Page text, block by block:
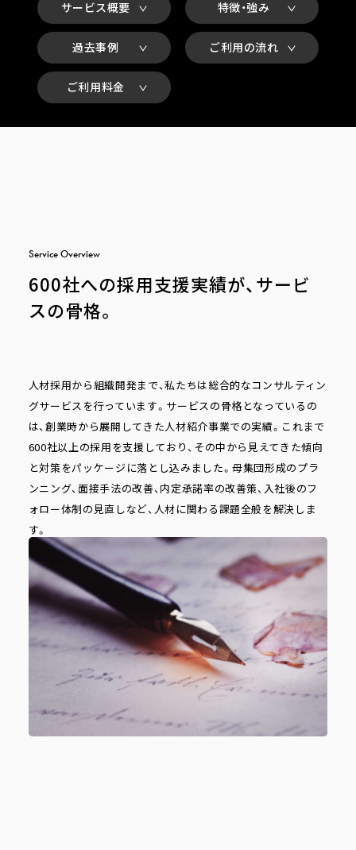
サービス概要 特徴・強み
過去事例 ご利用の流れ
ご利用料金
ServiceOverview
600社への採用支援実績が、サービ
スの骨格。
人材採用から組織開発まで、私たちは総合的なコンサルティン
グサービスを行っています。サービスの骨格となっているの
は、創業時から展開してきた人材紹介事業での実績。これまで
600社以上の採用を支援しており、その中から見えてきた傾向
と対策をパッケージに落とし込みました。母集団形成のプラ
ンニング、面接手法の改善、内定承諾率の改善策、入社後のフ
ォロー体制の見直しなど、人材に関わる課題全般を解決しま
す。